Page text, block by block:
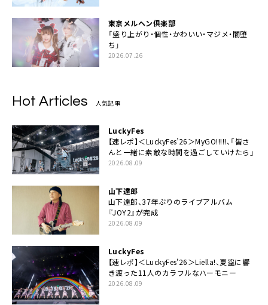
東京メルヘン倶楽部
「盛り上がり・個性・かわいい・マジメ・闇堕
ち」
2026.07.26
Hot Articles 人気記事
LuckyFes
【速レポ】＜LuckyFes’26＞MyGO!!!!!、「皆さ
んと一緒に素敵な時間を過ごしていけたら」
2026.08.09
山下達郎
山下達郎、37年ぶりのライブアルバム
『JOY2』が完成
2026.08.09
LuckyFes
【速レポ】＜LuckyFes’26＞Liella!、夏空に響
き渡った11人のカラフルなハーモニー
2026.08.09